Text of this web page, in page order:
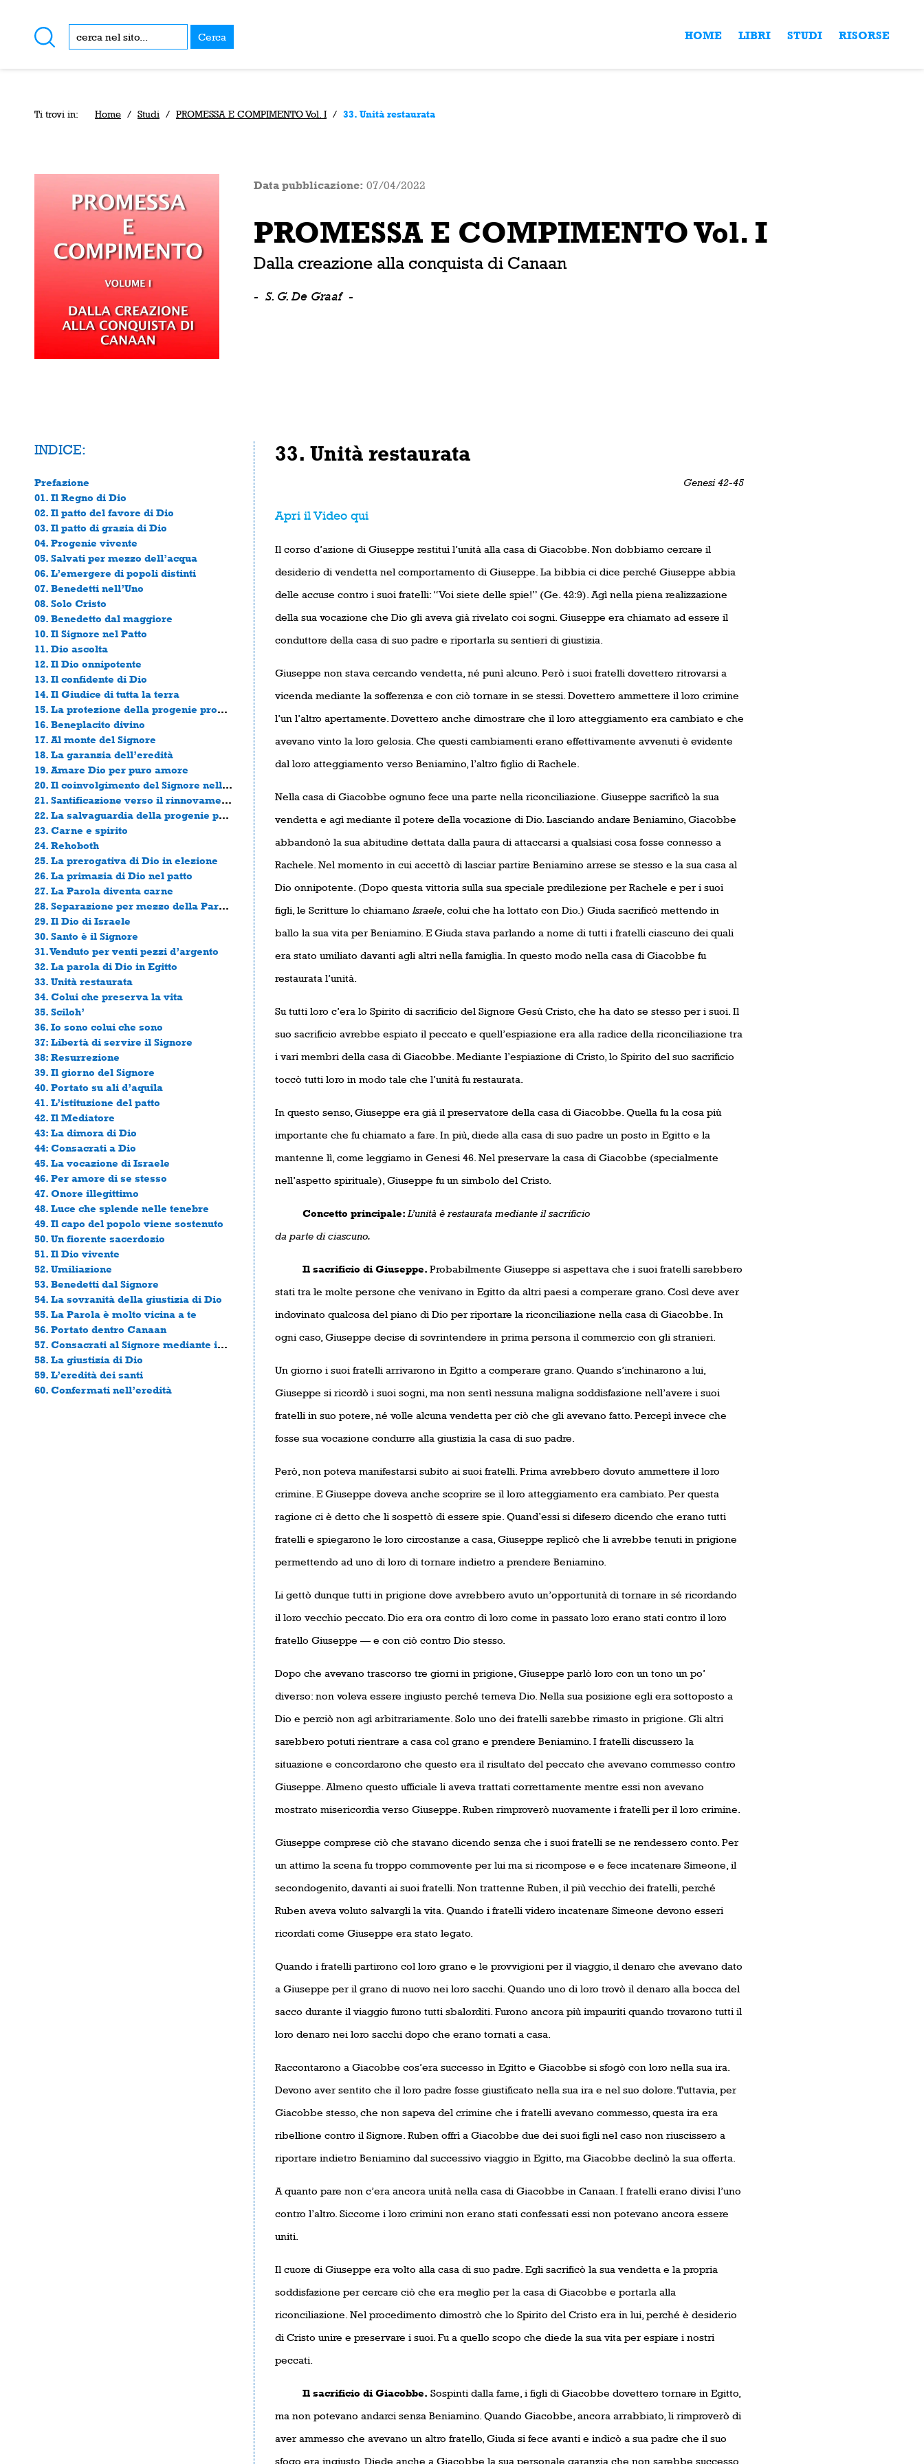
Cerca HOME LIBRI STUDI RISORSE
Ti trovi in: Home / Studi / PROMESSA E COMPIMENTO Vol. I / 33. Unità restaurata
Data pubblicazione: 07/04/2022
PROMESSA E COMPIMENTO Vol. I
Dalla creazione alla conquista di Canaan
- S. G. De Graaf -
INDICE:
Prefazione
01. Il Regno di Dio
02. Il patto del favore di Dio
03. Il patto di grazia di Dio
04. Progenie vivente
05. Salvati per mezzo dell’acqua
06. L’emergere di popoli distinti
07. Benedetti nell’Uno
08. Solo Cristo
09. Benedetto dal maggiore
10. Il Signore nel Patto
11. Dio ascolta
12. Il Dio onnipotente
13. Il confidente di Dio
14. Il Giudice di tutta la terra
15. La protezione della progenie promessa
16. Beneplacito divino
17. Al monte del Signore
18. La garanzia dell’eredità
19. Amare Dio per puro amore
20. Il coinvolgimento del Signore nella sofferenza umana
21. Santificazione verso il rinnovamento
22. La salvaguardia della progenie pattizia
23. Carne e spirito
24. Rehoboth
25. La prerogativa di Dio in elezione
26. La primazia di Dio nel patto
27. La Parola diventa carne
28. Separazione per mezzo della Parola
29. Il Dio di Israele
30. Santo è il Signore
31. Venduto per venti pezzi d’argento
32. La parola di Dio in Egitto
33. Unità restaurata
34. Colui che preserva la vita
35. Sciloh’
36. Io sono colui che sono
37: Libertà di servire il Signore
38: Resurrezione
39. Il giorno del Signore
40. Portato su ali d’aquila
41. L’istituzione del patto
42. Il Mediatore
43: La dimora di Dio
44: Consacrati a Dio
45. La vocazione di Israele
46. Per amore di se stesso
47. Onore illegittimo
48. Luce che splende nelle tenebre
49. Il capo del popolo viene sostenuto
50. Un fiorente sacerdozio
51. Il Dio vivente
52. Umiliazione
53. Benedetti dal Signore
54. La sovranità della giustizia di Dio
55. La Parola è molto vicina a te
56. Portato dentro Canaan
57. Consacrati al Signore mediante interdetto
58. La giustizia di Dio
59. L’eredità dei santi
60. Confermati nell’eredità
33. Unità restaurata
Genesi 42-45
Apri il Video qui
Il corso d’azione di Giuseppe restituì l’unità alla casa di Giacobbe. Non dobbiamo cercare il
desiderio di vendetta nel comportamento di Giuseppe. La bibbia ci dice perché Giuseppe abbia
delle accuse contro i suoi fratelli: “Voi siete delle spie!” (Ge. 42:9). Agì nella piena realizzazione
della sua vocazione che Dio gli aveva già rivelato coi sogni. Giuseppe era chiamato ad essere il
conduttore della casa di suo padre e riportarla su sentieri di giustizia.
Giuseppe non stava cercando vendetta, né punì alcuno. Però i suoi fratelli dovettero ritrovarsi a
vicenda mediante la sofferenza e con ciò tornare in se stessi. Dovettero ammettere il loro crimine
l’un l’altro apertamente. Dovettero anche dimostrare che il loro atteggiamento era cambiato e che
avevano vinto la loro gelosia. Che questi cambiamenti erano effettivamente avvenuti è evidente
dal loro atteggiamento verso Beniamino, l’altro figlio di Rachele.
Nella casa di Giacobbe ognuno fece una parte nella riconciliazione. Giuseppe sacrificò la sua
vendetta e agì mediante il potere della vocazione di Dio. Lasciando andare Beniamino, Giacobbe
abbandonò la sua abitudine dettata dalla paura di attaccarsi a qualsiasi cosa fosse connesso a
Rachele. Nel momento in cui accettò di lasciar partire Beniamino arrese se stesso e la sua casa al
Dio onnipotente. (Dopo questa vittoria sulla sua speciale predilezione per Rachele e per i suoi
figli, le Scritture lo chiamano Israele, colui che ha lottato con Dio.) Giuda sacrificò mettendo in
ballo la sua vita per Beniamino. E Giuda stava parlando a nome di tutti i fratelli ciascuno dei quali
era stato umiliato davanti agli altri nella famiglia. In questo modo nella casa di Giacobbe fu
restaurata l’unità.
Su tutti loro c’era lo Spirito di sacrificio del Signore Gesù Cristo, che ha dato se stesso per i suoi. Il
suo sacrificio avrebbe espiato il peccato e quell’espiazione era alla radice della riconciliazione tra
i vari membri della casa di Giacobbe. Mediante l’espiazione di Cristo, lo Spirito del suo sacrificio
toccò tutti loro in modo tale che l’unità fu restaurata.
In questo senso, Giuseppe era già il preservatore della casa di Giacobbe. Quella fu la cosa più
importante che fu chiamato a fare. In più, diede alla casa di suo padre un posto in Egitto e la
mantenne lì, come leggiamo in Genesi 46. Nel preservare la casa di Giacobbe (specialmente
nell’aspetto spirituale), Giuseppe fu un simbolo del Cristo.
Concetto principale: L’unità è restaurata mediante il sacrificio
da parte di ciascuno.
Il sacrificio di Giuseppe. Probabilmente Giuseppe si aspettava che i suoi fratelli sarebbero
stati tra le molte persone che venivano in Egitto da altri paesi a comperare grano. Così deve aver
indovinato qualcosa del piano di Dio per riportare la riconciliazione nella casa di Giacobbe. In
ogni caso, Giuseppe decise di sovrintendere in prima persona il commercio con gli stranieri.
Un giorno i suoi fratelli arrivarono in Egitto a comperare grano. Quando s’inchinarono a lui,
Giuseppe si ricordò i suoi sogni, ma non sentì nessuna maligna soddisfazione nell’avere i suoi
fratelli in suo potere, né volle alcuna vendetta per ciò che gli avevano fatto. Percepì invece che
fosse sua vocazione condurre alla giustizia la casa di suo padre.
Però, non poteva manifestarsi subito ai suoi fratelli. Prima avrebbero dovuto ammettere il loro
crimine. E Giuseppe doveva anche scoprire se il loro atteggiamento era cambiato. Per questa
ragione ci è detto che li sospettò di essere spie. Quand’essi si difesero dicendo che erano tutti
fratelli e spiegarono le loro circostanze a casa, Giuseppe replicò che li avrebbe tenuti in prigione
permettendo ad uno di loro di tornare indietro a prendere Beniamino.
Li gettò dunque tutti in prigione dove avrebbero avuto un’opportunità di tornare in sé ricordando
il loro vecchio peccato. Dio era ora contro di loro come in passato loro erano stati contro il loro
fratello Giuseppe — e con ciò contro Dio stesso.
Dopo che avevano trascorso tre giorni in prigione, Giuseppe parlò loro con un tono un po’
diverso: non voleva essere ingiusto perché temeva Dio. Nella sua posizione egli era sottoposto a
Dio e perciò non agì arbitrariamente. Solo uno dei fratelli sarebbe rimasto in prigione. Gli altri
sarebbero potuti rientrare a casa col grano e prendere Beniamino. I fratelli discussero la
situazione e concordarono che questo era il risultato del peccato che avevano commesso contro
Giuseppe. Almeno questo ufficiale li aveva trattati correttamente mentre essi non avevano
mostrato misericordia verso Giuseppe. Ruben rimproverò nuovamente i fratelli per il loro crimine.
Giuseppe comprese ciò che stavano dicendo senza che i suoi fratelli se ne rendessero conto. Per
un attimo la scena fu troppo commovente per lui ma si ricompose e e fece incatenare Simeone, il
secondogenito, davanti ai suoi fratelli. Non trattenne Ruben, il più vecchio dei fratelli, perché
Ruben aveva voluto salvargli la vita. Quando i fratelli videro incatenare Simeone devono esseri
ricordati come Giuseppe era stato legato.
Quando i fratelli partirono col loro grano e le provvigioni per il viaggio, il denaro che avevano dato
a Giuseppe per il grano di nuovo nei loro sacchi. Quando uno di loro trovò il denaro alla bocca del
sacco durante il viaggio furono tutti sbalorditi. Furono ancora più impauriti quando trovarono tutti il
loro denaro nei loro sacchi dopo che erano tornati a casa.
Raccontarono a Giacobbe cos’era successo in Egitto e Giacobbe si sfogò con loro nella sua ira.
Devono aver sentito che il loro padre fosse giustificato nella sua ira e nel suo dolore. Tuttavia, per
Giacobbe stesso, che non sapeva del crimine che i fratelli avevano commesso, questa ira era
ribellione contro il Signore. Ruben offrì a Giacobbe due dei suoi figli nel caso non riuscissero a
riportare indietro Beniamino dal successivo viaggio in Egitto, ma Giacobbe declinò la sua offerta.
A quanto pare non c’era ancora unità nella casa di Giacobbe in Canaan. I fratelli erano divisi l’uno
contro l’altro. Siccome i loro crimini non erano stati confessati essi non potevano ancora essere
uniti.
Il cuore di Giuseppe era volto alla casa di suo padre. Egli sacrificò la sua vendetta e la propria
soddisfazione per cercare ciò che era meglio per la casa di Giacobbe e portarla alla
riconciliazione. Nel procedimento dimostrò che lo Spirito del Cristo era in lui, perché è desiderio
di Cristo unire e preservare i suoi. Fu a quello scopo che diede la sua vita per espiare i nostri
peccati.
Il sacrificio di Giacobbe. Sospinti dalla fame, i figli di Giacobbe dovettero tornare in Egitto,
ma non potevano andarci senza Beniamino. Quando Giacobbe, ancora arrabbiato, li rimproverò di
aver ammesso che avevano un altro fratello, Giuda si fece avanti e indicò a sua padre che il suo
sfogo era ingiusto. Diede anche a Giacobbe la sua personale garanzia che non sarebbe successo